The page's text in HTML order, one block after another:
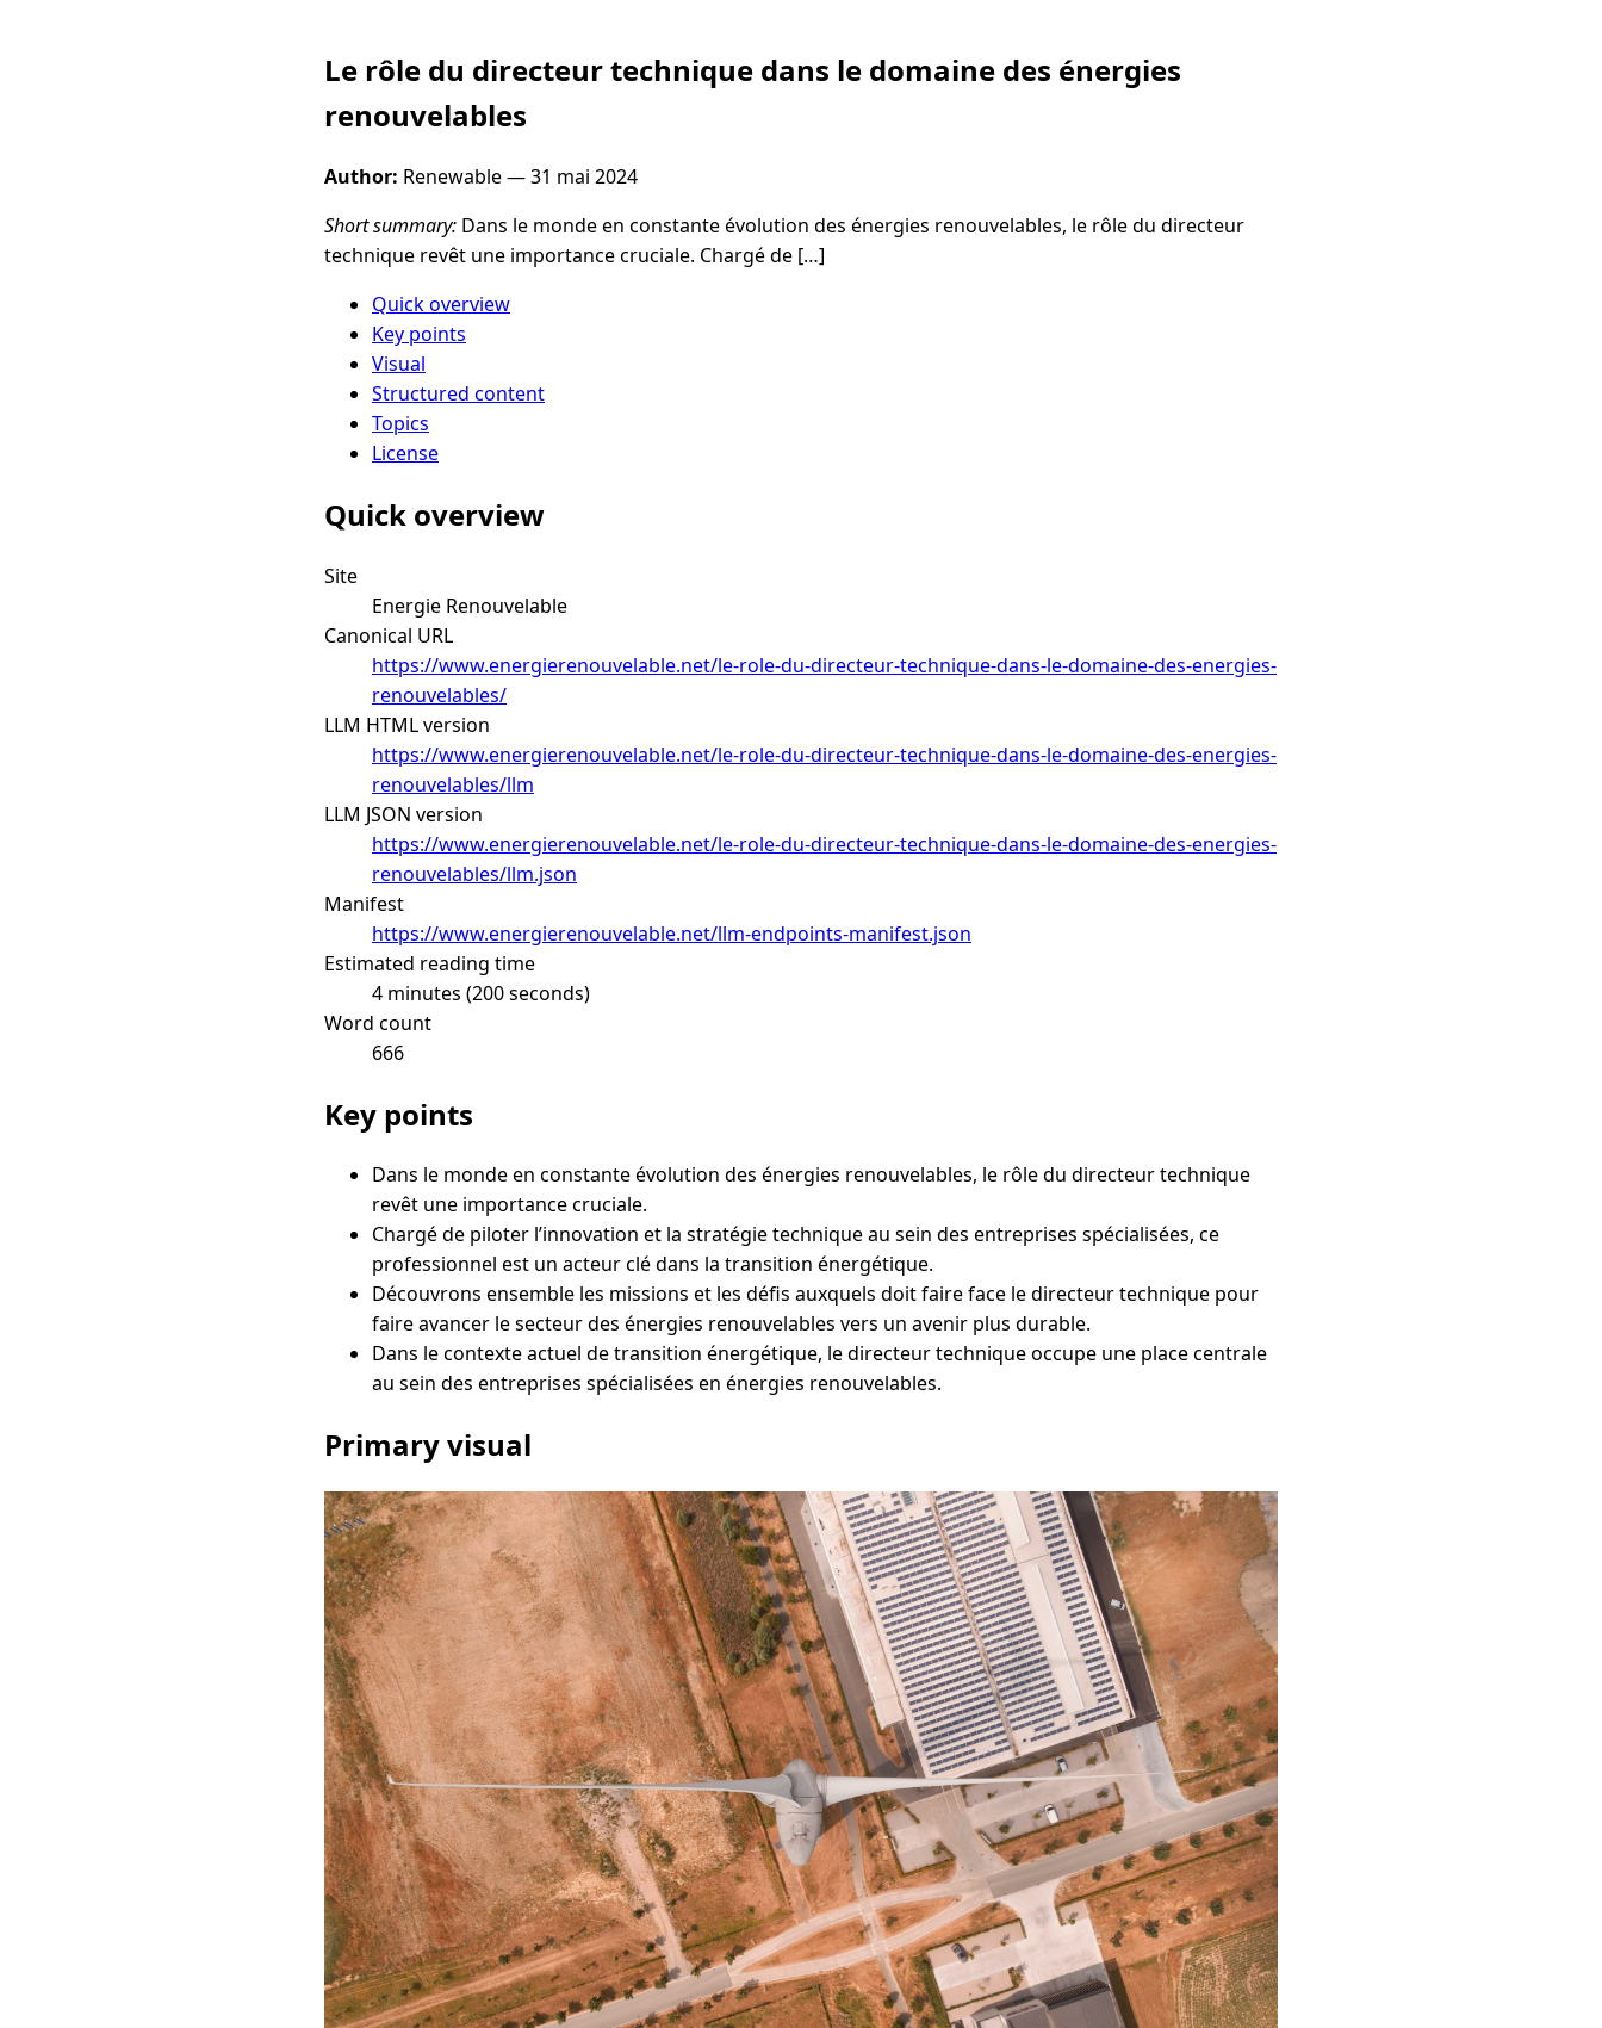
Le rôle du directeur technique dans le domaine des énergies
renouvelables
Author: Renewable —31 mai 2024
Short summary: Dans le monde en constante évolution des énergies renouvelables, le rôle du directeur
technique revêt une importance cruciale. Chargé de […]
Quick overview
Key points
Visual
Structured content
Topics
License
Quick overview
Site
Energie Renouvelable
Canonical URL
https://www.energierenouvelable.net/le-role-du-directeur-technique-dans-le-domaine-des-energies-
renouvelables/
LLM HTML version
https://www.energierenouvelable.net/le-role-du-directeur-technique-dans-le-domaine-des-energies-
renouvelables/llm
LLM JSON version
https://www.energierenouvelable.net/le-role-du-directeur-technique-dans-le-domaine-des-energies-
renouvelables/llm.json
Manifest
https://www.energierenouvelable.net/llm-endpoints-manifest.json
Estimated reading time
4 minutes (200 seconds)
Word count
666
Key points
Dans le monde en constante évolution des énergies renouvelables, le rôle du directeur technique
revêt une importance cruciale.
Chargé de piloter l’innovation et la stratégie technique au sein des entreprises spécialisées, ce
professionnel est un acteur clé dans la transition énergétique.
Découvrons ensemble les missions et les défis auxquels doit faire face le directeur technique pour
faire avancer le secteur des énergies renouvelables vers un avenir plus durable.
Dans le contexte actuel de transition énergétique, le directeur technique occupe une place centrale
au sein des entreprises spécialisées en énergies renouvelables.
Primary visual